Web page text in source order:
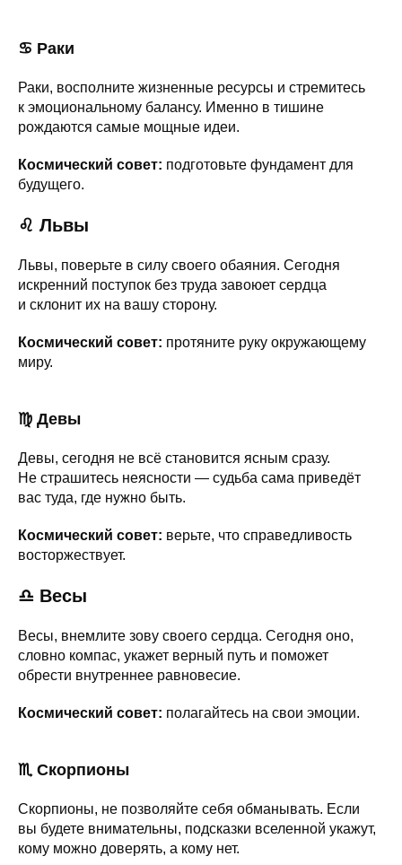
♋ Раки
Раки, восполните жизненные ресурсы и стремитесь
к эмоциональному балансу. Именно в тишине
рождаются самые мощные идеи.
Космический совет: подготовьте фундамент для
будущего.
♌ Львы
Львы, поверьте в силу своего обаяния. Сегодня
искренний поступок без труда завоюет сердца
и склонит их на вашу сторону.
Космический совет: протяните руку окружающему
миру.
♍ Девы
Девы, сегодня не всё становится ясным сразу.
Не страшитесь неясности — судьба сама приведёт
вас туда, где нужно быть.
Космический совет: верьте, что справедливость
восторжествует.
♎ Весы
Весы, внемлите зову своего сердца. Сегодня оно,
словно компас, укажет верный путь и поможет
обрести внутреннее равновесие.
Космический совет: полагайтесь на свои эмоции.
♏ Скорпионы
Скорпионы, не позволяйте себя обманывать. Если
вы будете внимательны, подсказки вселенной укажут,
кому можно доверять, а кому нет.